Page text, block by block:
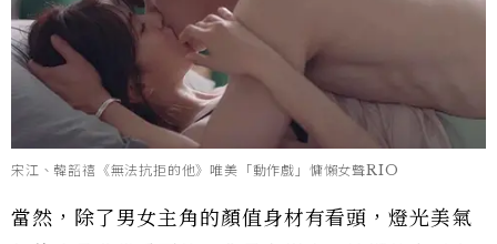
宋江、韓韶禧《無法抗拒的他》唯美「動作戲」慵懶女聲RIO
當然，除了男女主角的顏值身材有看頭，燈光美氣